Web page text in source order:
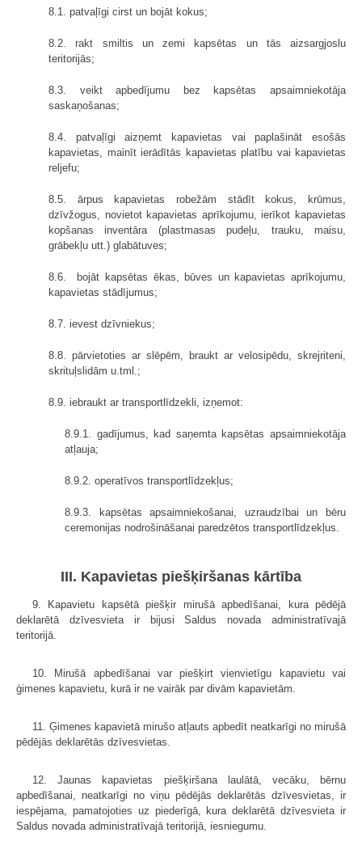
8.1. patvaļīgi cirst un bojāt kokus;
8.2. rakt smiltis un zemi kapsētas un tās aizsargjoslu
teritorijās;
8.3. veikt apbedījumu bez kapsētas apsaimniekotāja
saskaņošanas;
8.4. patvaļīgi aizņemt kapavietas vai paplašināt esošās
kapavietas, mainīt ierādītās kapavietas platību vai kapavietas
reljefu;
8.5. ārpus kapavietas robežām stādīt kokus, krūmus,
dzīvžogus, novietot kapavietas aprīkojumu, ierīkot kapavietas
kopšanas inventāra (plastmasas pudeļu, trauku, maisu,
grābekļu utt.) glabātuves;
8.6. bojāt kapsētas ēkas, būves un kapavietas aprīkojumu,
kapavietas stādījumus;
8.7. ievest dzīvniekus;
8.8. pārvietoties ar slēpēm, braukt ar velosipēdu, skrejriteni,
skrituļslidām u.tml.;
8.9. iebraukt ar transportlīdzekli, izņemot:
8.9.1. gadījumus, kad saņemta kapsētas apsaimniekotāja
atļauja;
8.9.2. operatīvos transportlīdzekļus;
8.9.3. kapsētas apsaimniekošanai, uzraudzībai un bēru
ceremonijas nodrošināšanai paredzētos transportlīdzekļus.
III. Kapavietas piešķiršanas kārtība
9. Kapavietu kapsētā piešķir mirušā apbedīšanai, kura pēdējā
deklarētā dzīvesvieta ir bijusi Saldus novada administratīvajā
teritorijā.
10. Mirušā apbedīšanai var piešķirt vienvietīgu kapavietu vai
ģimenes kapavietu, kurā ir ne vairāk par divām kapavietām.
11. Ģimenes kapavietā mirušo atļauts apbedīt neatkarīgi no mirušā
pēdējās deklarētās dzīvesvietas.
12. Jaunas kapavietas piešķiršana laulātā, vecāku, bērnu
apbedīšanai, neatkarīgi no viņu pēdējās deklarētās dzīvesvietas, ir
iespējama, pamatojoties uz piederīgā, kura deklarētā dzīvesvieta ir
Saldus novada administratīvajā teritorijā, iesniegumu.